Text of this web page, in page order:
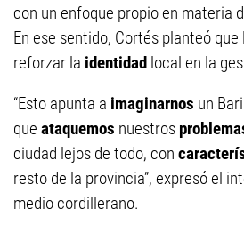
con un enfoque propio en materia
En ese sentido, Cortés planteó
reforzar la identidad local en la
“Esto apunta a imaginarnos un
que ataquemos nuestros
ciudad lejos de todo, con
resto de la provincia”, expresó el
medio cordillerano.